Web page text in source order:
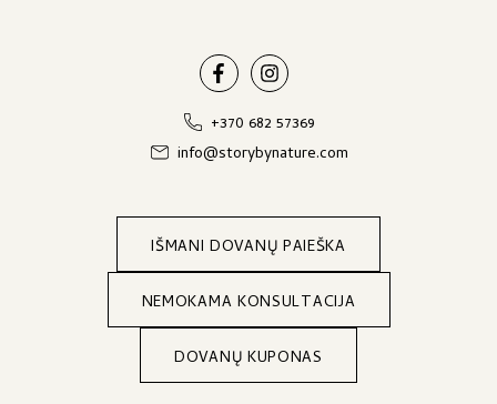
+370 682 57369
info@storybynature.com
IŠMANI DOVANŲ PAIEŠKA
NEMOKAMA KONSULTACIJA
DOVANŲ KUPONAS